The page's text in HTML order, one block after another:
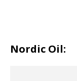
Nordic Oil: